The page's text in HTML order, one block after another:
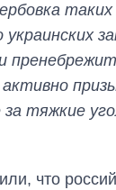
тяжкие
что